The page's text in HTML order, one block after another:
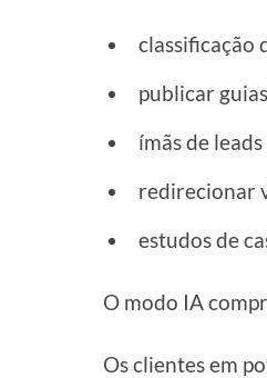
classificação
publicar
ímãs de leads
redirecionar
estudos de
O modo IA
Os clientes em